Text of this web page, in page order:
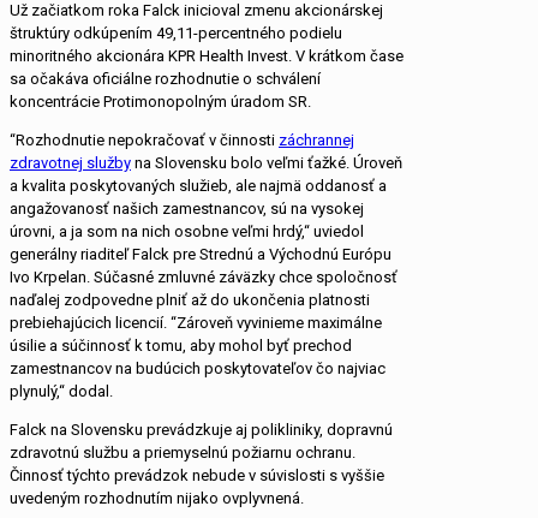
Už začiatkom roka Falck inicioval zmenu akcionárskej
štruktúry odkúpením 49,11-percentného podielu
minoritného akcionára KPR Health Invest. V krátkom čase
sa očakáva oficiálne rozhodnutie o schválení
koncentrácie Protimonopolným úradom SR.
“Rozhodnutie nepokračovať v činnosti záchrannej
zdravotnej služby na Slovensku bolo veľmi ťažké. Úroveň
a kvalita poskytovaných služieb, ale najmä oddanosť a
angažovanosť našich zamestnancov, sú na vysokej
úrovni, a ja som na nich osobne veľmi hrdý,“ uviedol
generálny riaditeľ Falck pre Strednú a Východnú Európu
Ivo Krpelan. Súčasné zmluvné záväzky chce spoločnosť
naďalej zodpovedne plniť až do ukončenia platnosti
prebiehajúcich licencií. “Zároveň vyvinieme maximálne
úsilie a súčinnosť k tomu, aby mohol byť prechod
zamestnancov na budúcich poskytovateľov čo najviac
plynulý,“ dodal.
Falck na Slovensku prevádzkuje aj polikliniky, dopravnú
zdravotnú službu a priemyselnú požiarnu ochranu.
Činnosť týchto prevádzok nebude v súvislosti s vyššie
uvedeným rozhodnutím nijako ovplyvnená.